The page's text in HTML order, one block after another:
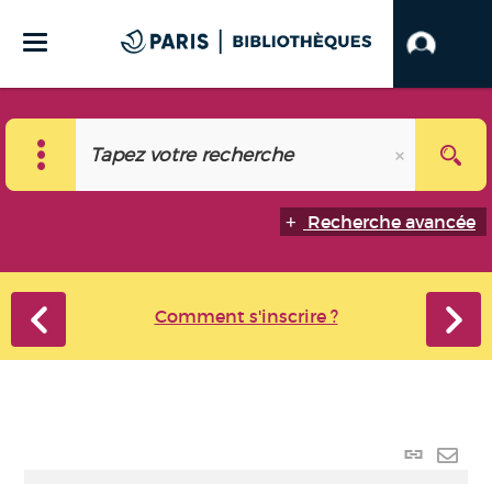
Recherche avancée
Comment s'inscrire ?
Lien